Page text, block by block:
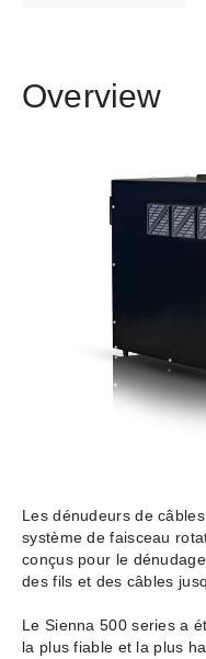
Overview
Les dénudeurs de
système de faisceau
conçus pour le
des fils et des câbles
Le Sienna 500 series a
la plus fiable et la plus